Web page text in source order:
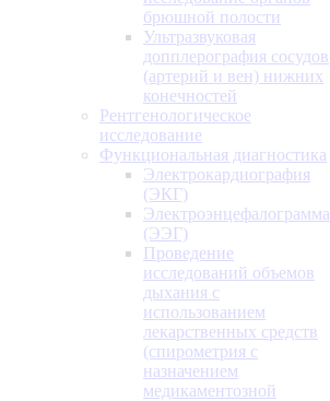
брюшной полости
Ультразвуковая
допплерография сосудов
(артерий и вен) нижних
конечностей
Рентгенологическое
исследование
Функциональная диагностика
Электрокардиография
(ЭКГ)
Электроэнцефалограмма
(ЭЭГ)
Проведение
исследований объемов
дыхания с
использованием
лекарственных средств
(спирометрия с
назначением
медикаментозной